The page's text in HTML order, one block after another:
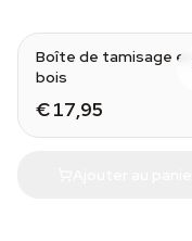
Boîte de tamisage en
bois
€ 17,95